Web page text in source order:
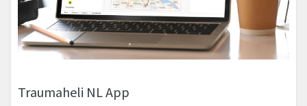
Traumaheli NL App